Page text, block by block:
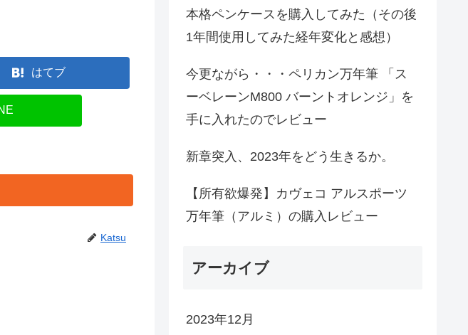
はてブ
Katsu
本格ペンケースを購入してみた（その後
1年間使用してみた経年変化と感想）
今更ながら・・・ペリカン万年筆 「ス
ーベレーンM800 バーントオレンジ」を
手に入れたのでレビュー
新章突入、2023年をどう生きるか。
【所有欲爆発】カヴェコ アルスポーツ
万年筆（アルミ）の購入レビュー
アーカイブ
2023年12月